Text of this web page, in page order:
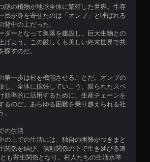
謎の植物が地球全体に繁殖した世界。生存
団が身を寄せたのは「オンブ」と呼ばれる
背中の上だった。
ダーとなって集落を建設し、巨大生物との
げよう。この厳しくも美しい終末世界で共
探すのだ。
第一歩は村を機能させることだ。オンブの
し、全体に拡張していこう。限られたスペ
効率的に活用するために、生産チェーンを
るのだ。あらゆる困難を乗り越えられる社
。
の生活
の上での生活には、独自の困難がつきまと
関係を結び、信頼関係の下で生き延びる道
も寄生関係となり、村人たちの生活水準